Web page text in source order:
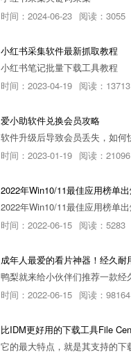
时间：2024-06-23 阅读：3055
小红书采集软件最新抓取教程
小红书笔记批量下载工具教程
时间：2023-04-19 阅读：13713
爱小助软件兑换会员攻略
时间：2023-01-19 阅读：21096
时间：2022-06-15 阅读：5283
时间：2022-06-15 阅读：98164